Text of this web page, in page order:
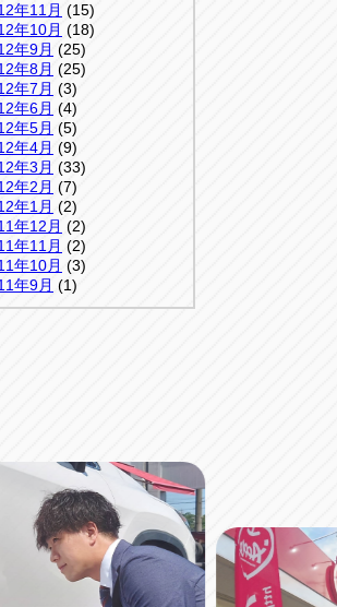
年11月 (15)
年10月 (18)
年9月 (25)
年8月 (25)
年7月 (3)
年6月 (4)
年5月 (5)
年4月 (9)
年3月 (33)
年2月 (7)
年1月 (2)
年12月 (2)
年11月 (2)
年10月 (3)
年9月 (1)